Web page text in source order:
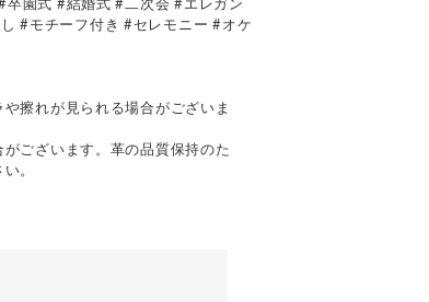
#モチーフ付き #セレモニー #オケ
擦れが見られる場合がございま
ございます。革の品質保持のた
。